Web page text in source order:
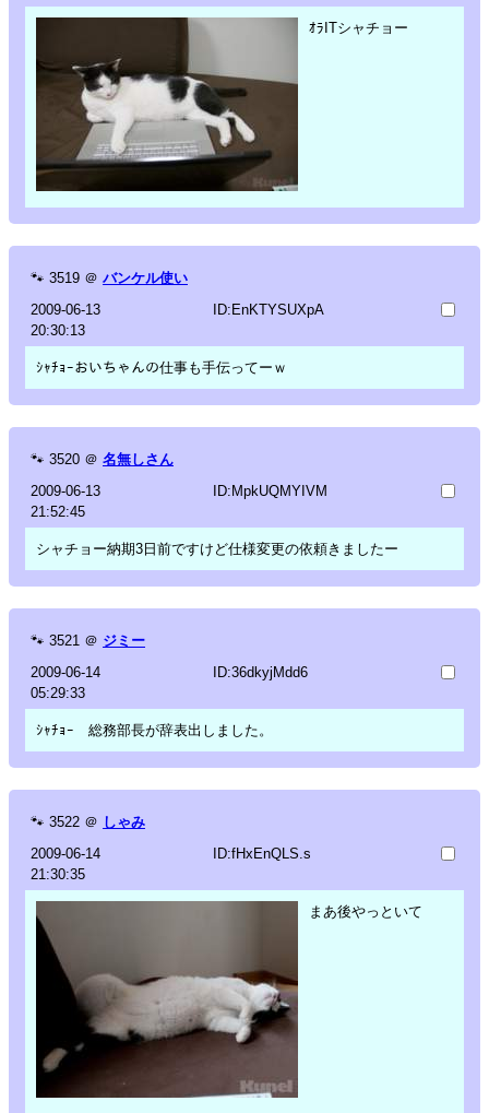
ｵﾗITシャチョー
🐾 3519 ＠ バンケル使い
2009-06-13
20:30:13
ID:EnKTYSUXpA
ｼｬﾁｮｰおいちゃんの仕事も手伝ってーｗ
🐾 3520 ＠ 名無しさん
2009-06-13
21:52:45
ID:MpkUQMYIVM
シャチョー納期3日前ですけど仕様変更の依頼きましたー
🐾 3521 ＠ ジミー
2009-06-14
05:29:33
ID:36dkyjMdd6
ｼｬﾁｮｰ 総務部長が辞表出しました。
🐾 3522 ＠ しゃみ
2009-06-14
21:30:35
ID:fHxEnQLS.s
まあ後やっといて